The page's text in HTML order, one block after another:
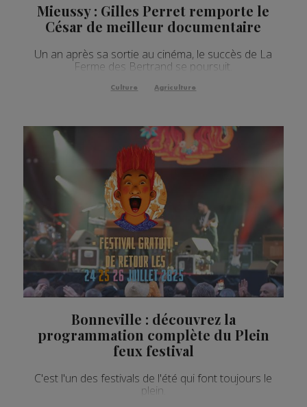
Mieussy : Gilles Perret remporte le
César de meilleur documentaire
Un an après sa sortie au cinéma, le succès de La
Ferme des Bertrand se poursuit.
Culture Agriculture
Bonneville : découvrez la
programmation complète du Plein
feux festival
C'est l'un des festivals de l'été qui font toujours le
plein.